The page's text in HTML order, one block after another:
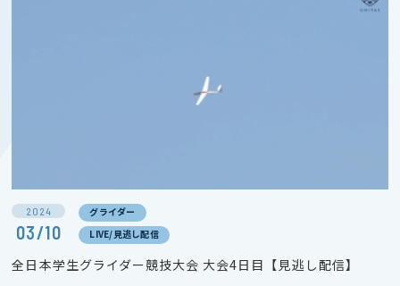
2024
03/10
グライダー
LIVE/見逃し配信
全日本学生グライダー競技大会 大会4日目【見逃し配信】